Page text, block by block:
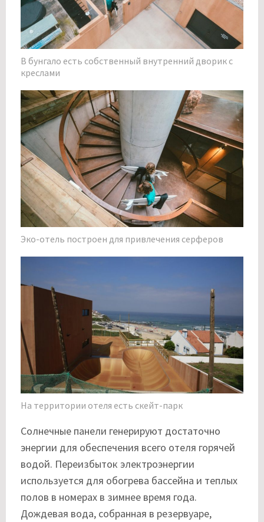
В бунгало есть собственный внутренний дворик с
креслами
Эко-отель построен для привлечения серферов
На территории отеля есть скейт-парк
Солнечные панели генерируют достаточно
энергии для обеспечения всего отеля горячей
водой. Переизбыток электроэнергии
используется для обогрева бассейна и теплых
полов в номерах в зимнее время года.
Дождевая вода, собранная в резервуаре,